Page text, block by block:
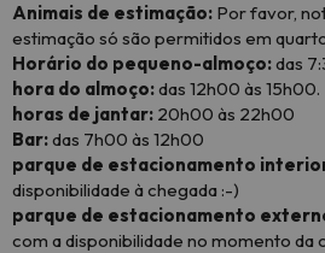
Animais de estimação: Por favor,
estimação só são permitidos em
Horário do pequeno-almoço:das
hora do almoço:das 12h00 às 15h00.
horas de jantar: 20h00 às 22h00
Bar:das 7h00 às 12h00
parque de estacionamento
disponibilidade à chegada :-)
parque de estacionamento
com a disponibilidade no momento da